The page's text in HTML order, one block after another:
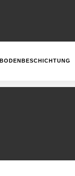
BODENBESCHICHTUNG